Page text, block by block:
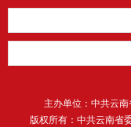
主办单位：中共云
版权所有：中共云南省